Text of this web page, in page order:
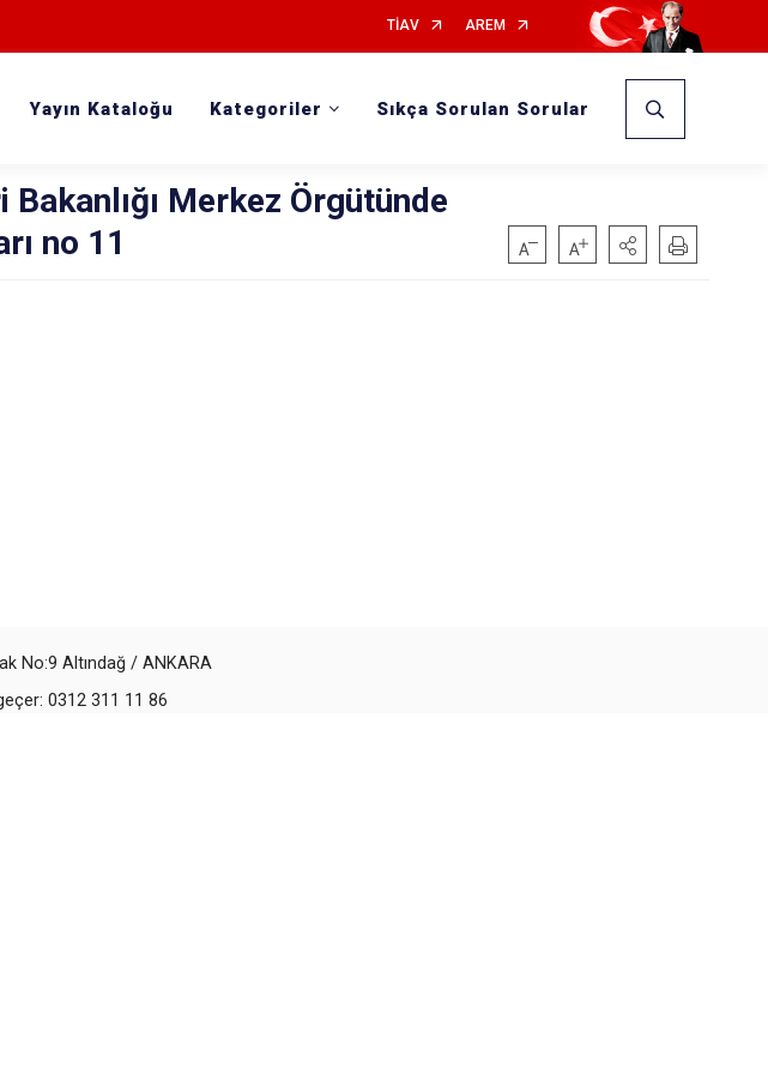
TİAV AREM
Yayın Kataloğu Kategoriler Sıkça Sorulan Sorular
Merkez Örgütünde
no 11
No:9 Altındağ / ANKARA
0312 311 11 86